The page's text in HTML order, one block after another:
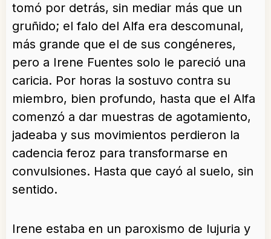
tomó por detrás, sin mediar más que un
gruñido; el falo del Alfa era descomunal,
más grande que el de sus congéneres,
pero a Irene Fuentes solo le pareció una
caricia. Por horas la sostuvo contra su
miembro, bien profundo, hasta que el Alfa
comenzó a dar muestras de agotamiento,
jadeaba y sus movimientos perdieron la
cadencia feroz para transformarse en
convulsiones. Hasta que cayó al suelo, sin
sentido.
Irene estaba en un paroxismo de lujuria y